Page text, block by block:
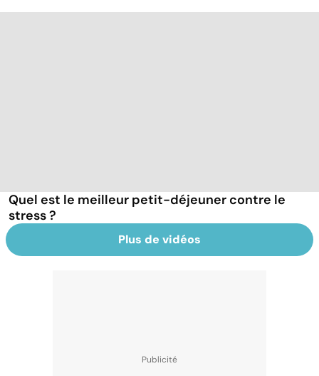
Quel est le meilleur petit-déjeuner contre le
stress ?
Plus de vidéos